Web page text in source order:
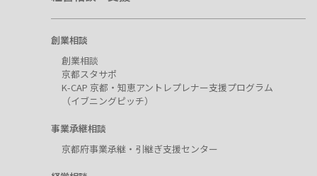
創業相談
創業相談
京都スタサポ
K-CAP 京都・知恵アントレプレナー支援プログラム
（イブニングピッチ）
事業承継相談
京都府事業承継・引継ぎ支援センター